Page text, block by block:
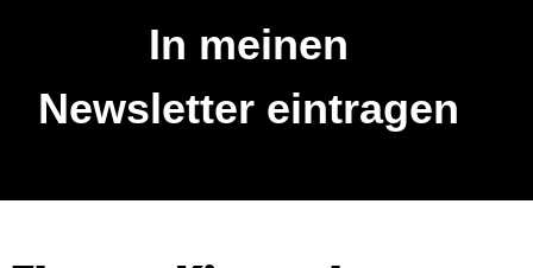
In meinen
Newsletter eintragen